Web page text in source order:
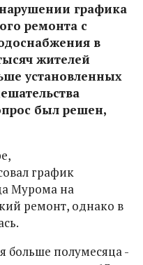
графика
ремонта с
в
жителей
установленных
был решен,
график
Мурома на
ремонт, однако в
больше полумесяца -